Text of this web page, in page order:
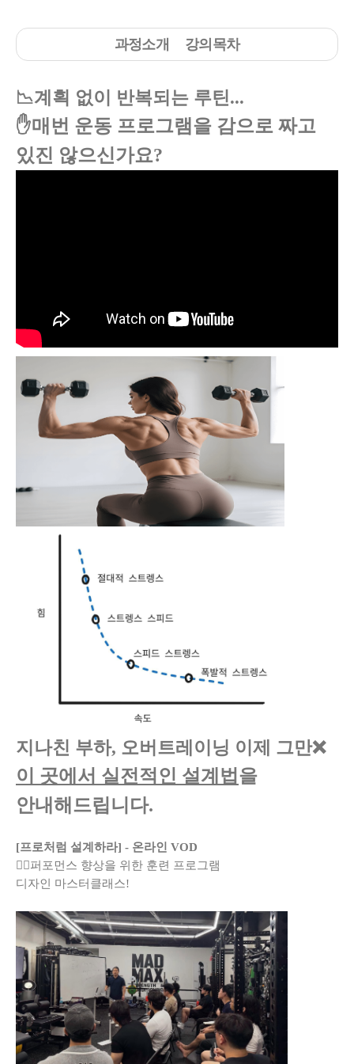
과정소개 강의목차
📉계획 없이 반복되는 루틴...
✋매번 운동 프로그램을 감으로 짜고
있진 않으신가요?
지나친 부하, 오버트레이닝 이제 그만❌
이 곳에서 실전적인 설계법 을
안내해드립니다.
[프로처럼 설계하라] - 온라인 VOD
🏋️‍♂️퍼포먼스 향상을 위한 훈련 프로그램
디자인 마스터클래스!